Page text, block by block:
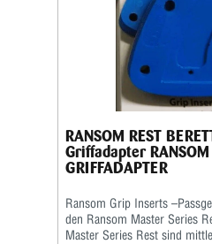
RANSOM REST
Griffadapter RANSOM
GRIFFADAPTER
Ransom Grip Inserts
den Ransom Master Series
Master Series Rest sind